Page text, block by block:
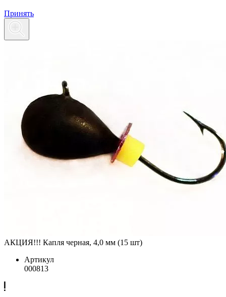
Принять
АКЦИЯ!!! Капля черная, 4,0 мм (15 шт)
Артикул
000813